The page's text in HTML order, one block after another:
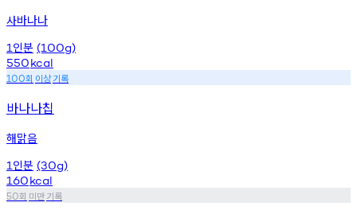
사바나나
1 인분 (100g)
550kcal
100회 이상기록
바나나칩
해맑음
1 인분 (30g)
160kcal
50회 미만기록